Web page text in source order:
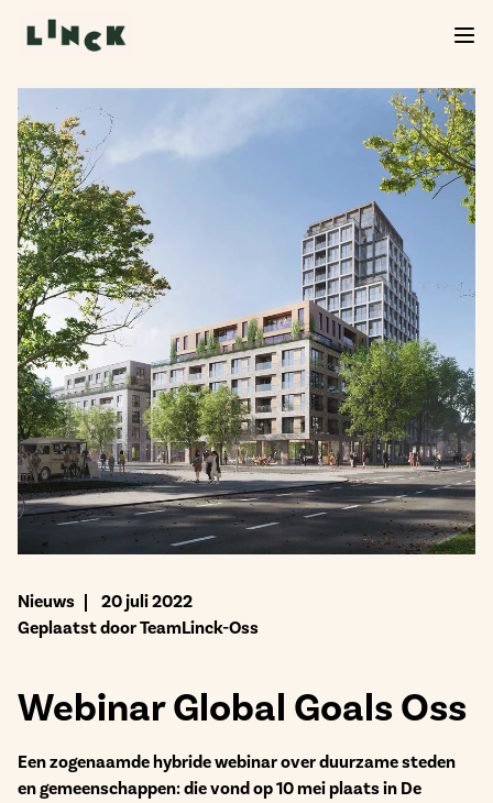
Nieuws
20 juli 2022
Geplaatst door TeamLinck-Oss
Webinar Global Goals Oss
Een zogenaamde hybride webinar over duurzame steden
en gemeenschappen: die vond op 10 mei plaats in De
Verkoop Linck van start!
De verkoop van Linck is officieel begonnen. Neem
een kijkje in het woningaanbod, kies jouw favoriet
en start je inschrijving. We helpen je graag verder
bij de volgende stap.
Bekijk het aanbod